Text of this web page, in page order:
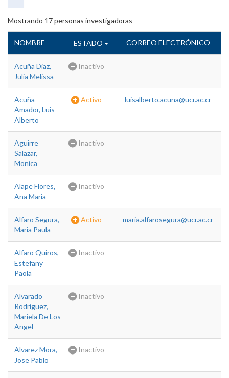
Mostrando 17personas investigadoras
NOMBRE ESTADO CORREO ELECTRÓNICO
Acuña Diaz,
Julia Melissa
Inactivo
Acuña
Amador, Luis
Alberto
Activo luisalberto.acuna@ucr.ac.cr
Aguirre
Salazar,
Monica
Inactivo
Alape Flores,
Ana Maria
Inactivo
Alfaro Segura,
Maria Paula
Activo maria.alfarosegura@ucr.ac.cr
Alfaro Quiros,
Estefany
Paola
Inactivo
Alvarado
Rodriguez,
Mariela De Los
Angel
Inactivo
Alvarez Mora,
Jose Pablo
Inactivo